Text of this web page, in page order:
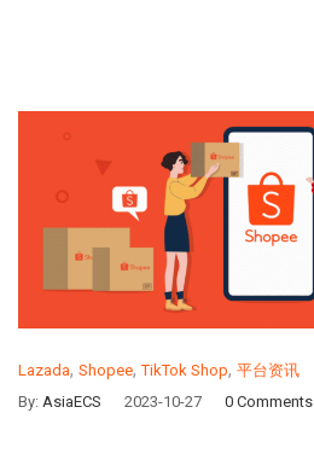
Lazada, Shopee,TikTok Shop, 平台资讯
By: AsiaECS 2023-10-27 0 Comments